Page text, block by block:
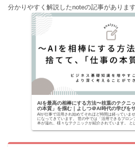
分かりやすく解説したnoteの記事がありま
AIを最高の相棒にする方法〜枝葉のテクニ
の本質」を掴む｜よしつ＠AI時代の学びを
AIが仕事で活用され始めてそれほど時間は経っていま
になってきています。 世の中では「活用できるプロン
本が溢れ、様々なテクニックが紹介されています。 と